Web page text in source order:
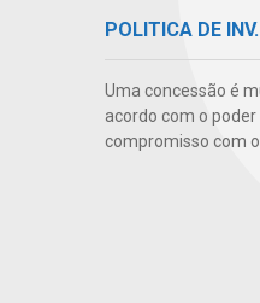
POLITICA DE
Uma concessão é
acordo com o poder
compromisso com